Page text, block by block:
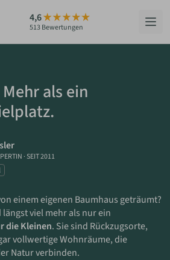
4,6
513 Bewertungen
HAUS-FINDER
als ein
· SEIT 2011
einem eigenen Baumhaus geträumt?
viel mehr als nur ein
die Kleinen. Sie sind Rückzugsorte,
vollwertige Wohnräume, die
Natur verbinden.